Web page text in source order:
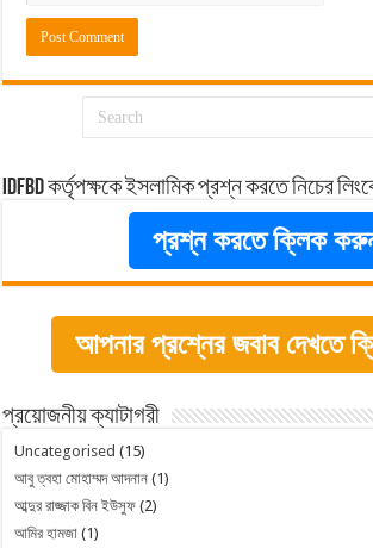
idfbd কর্তৃপক্ষকে ইসলামিক প্রশ্ন করতে নিচের
প্রশ্ন করতে ক্লিক
আপনার প্রশ্নের জবাব দেখতে
প্রয়োজনীয় ক্যাটাগরী
Uncategorised (15)
আবু ত্বহা মোহাম্মদ আদনান (1)
আব্দুর রাজ্জাক বিন ইউসুফ (2)
আমির হামজা (1)